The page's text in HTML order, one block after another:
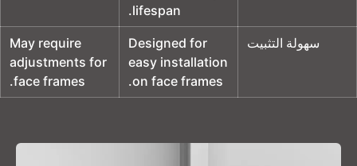
lifespan
.
سهولة التثبيت
Designed for
easy installation
on face frames
.
May require
adjustments for
face frames
.